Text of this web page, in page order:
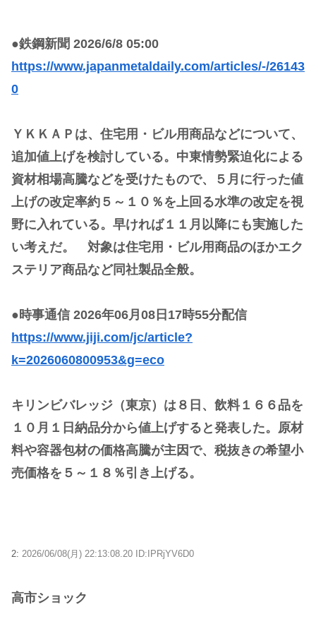
●鉄鋼新聞 2026/6/8 05:00
https://www.japanmetaldaily.com/articles/-/26143
0
ＹＫＫＡＰは、住宅用・ビル用商品などについて、
追加値上げを検討している。中東情勢緊迫化による
資材相場高騰などを受けたもので、５月に行った値
上げの改定率約５～１０％を上回る水準の改定を視
野に入れている。早ければ１１月以降にも実施した
い考えだ。 対象は住宅用・ビル用商品のほかエク
ステリア商品など同社製品全般。
●時事通信 2026年06月08日17時55分配信
https://www.jiji.com/jc/article?
k=2026060800953&g=eco
キリンビバレッジ（東京）は８日、飲料１６６品を
１０月１日納品分から値上げすると発表した。原材
料や容器包材の価格高騰が主因で、税抜きの希望小
売価格を５～１８％引き上げる。
2: 2026/06/08(月) 22:13:08.20 ID:IPRjYV6D0
高市ショック